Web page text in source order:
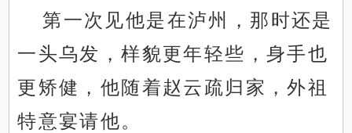
第一次见他是在泸州，那时还是
一头乌发，样貌更年轻些，身手也
更矫健，他随着赵云疏归家，外祖
特意宴请他。